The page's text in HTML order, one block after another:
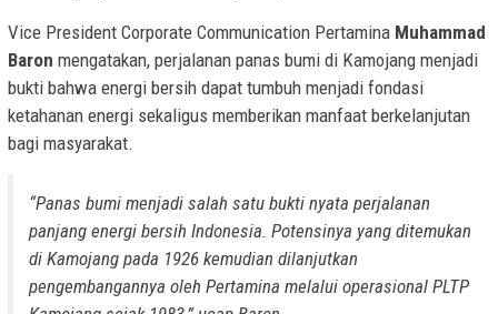
Vice President Corporate Communication Pertamina Muhammad
Baron mengatakan, perjalanan panas bumi di Kamojang menjadi
bukti bahwa energi bersih dapat tumbuh menjadi fondasi
ketahanan energi sekaligus memberikan manfaat berkelanjutan
bagi masyarakat.
“Panas bumi menjadi salah satu bukti nyata perjalanan
panjang energi bersih Indonesia. Potensinya yang ditemukan
di Kamojang pada 1926 kemudian dilanjutkan
pengembangannya oleh Pertamina melalui operasional PLTP